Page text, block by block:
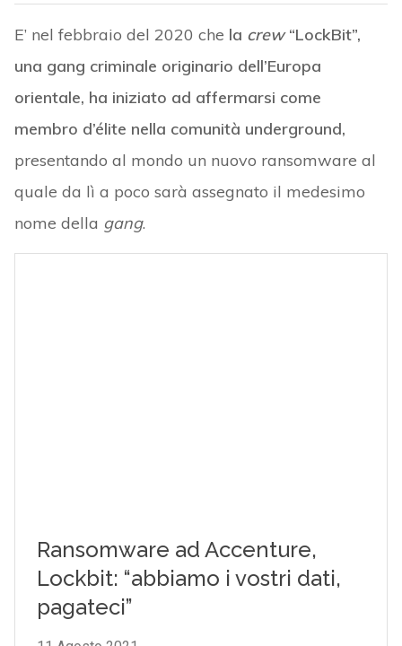
E’ nel febbraio del 2020 che la crew“LockBit”,
una gang criminale originario dell’Europa
orientale, ha iniziato ad affermarsi come
membro d’élite nella comunità underground,
presentando al mondo un nuovo ransomware al
quale da lì a poco sarà assegnato il medesimo
nome della gang.